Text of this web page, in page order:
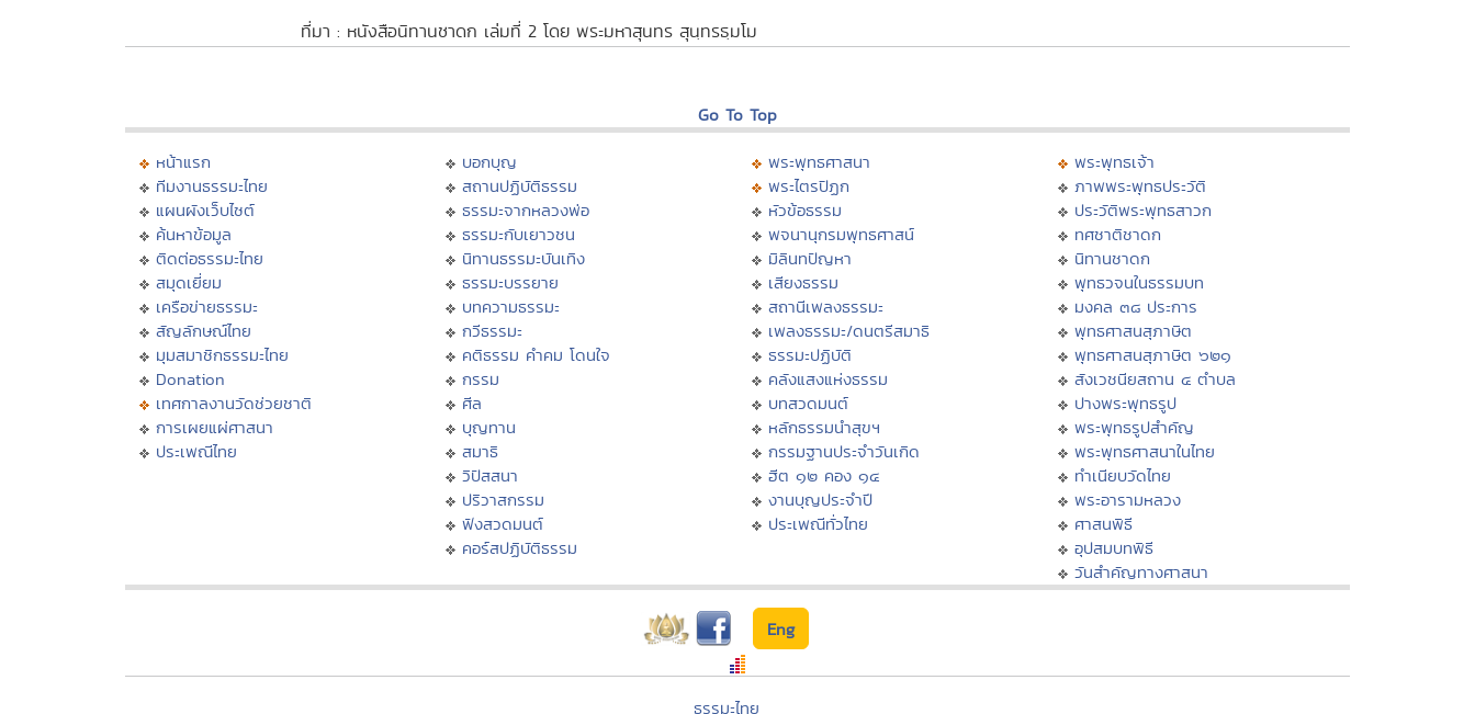
ที่มา : หนังสือนิทานชาดก เล่มที่ 2 โดย พระมหาสุนทร สุนฺทรธฺมโม
Go To Top
หน้าแรก
ทีมงานธรรมะไทย
แผนผังเว็บไซต์
ค้นหาข้อมูล
ติดต่อธรรมะไทย
สมุดเยี่ยม
เครือข่ายธรรมะ
สัญลักษณ์ไทย
มุมสมาชิกธรรมะไทย
Donation
เทศกาลงานวัดช่วยชาติ
การเผยแผ่ศาสนา
ประเพณีไทย
บอกบุญ
สถานปฏิบัติธรรม
ธรรมะจากหลวงพ่อ
ธรรมะกับเยาวชน
นิทานธรรมะบันเทิง
ธรรมะบรรยาย
บทความธรรมะ
กวีธรรมะ
คติธรรม คำคม โดนใจ
กรรม
ศีล
บุญทาน
สมาธิ
วิปัสสนา
ปริวาสกรรม
ฟังสวดมนต์
คอร์สปฏิบัติธรรม
พระพุทธศาสนา
พระไตรปิฏก
หัวข้อธรรม
พจนานุกรมพุทธศาสน์
มิลินทปัญหา
เสียงธรรม
สถานีเพลงธรรมะ
เพลงธรรมะ/ดนตรีสมาธิ
ธรรมะปฏิบัติ
คลังแสงแห่งธรรม
บทสวดมนต์
หลักธรรมนำสุขฯ
กรรมฐานประจำวันเกิด
ฮีต ๑๒ คอง ๑๔
งานบุญประจำปี
ประเพณีทั่วไทย
พระพุทธเจ้า
ภาพพระพุทธประวัติ
ประวัติพระพุทธสาวก
ทศชาติชาดก
นิทานชาดก
พุทธวจนในธรรมบท
มงคล ๓๘ ประการ
พุทธศาสนสุภาษิต
พุทธศาสนสุภาษิต ๖๒๑
สังเวชนียสถาน ๔ ตำบล
ปางพระพุทธรูป
พระพุทธรูปสำคัญ
พระพุทธศาสนาในไทย
ทำเนียบวัดไทย
พระอารามหลวง
ศาสนพิธี
อุปสมบทพิธี
วันสำคัญทางศาสนา
Eng
ธรรมะไทย